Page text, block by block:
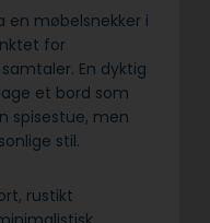
en møbelsnekker i
for
En dyktig
et bord som
spisestue, men
stil.
rustikt